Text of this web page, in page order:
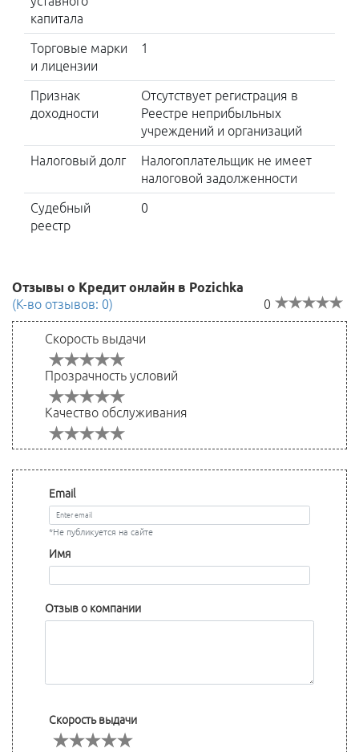
капитала
Торговые марки
и лицензии
1
Признак
доходности
Отсутствует регистрация в
Реестре неприбыльных
учреждений и организаций
Налоговый долг
Налогоплательщик не имеет
налоговой задолженности
Судебный
реестр
0
Отзывы о Кредит онлайн в Pozichka
0
(К-во отзывов: 0)
Скорость выдачи
Прозрачность условий
Качество обслуживания
Email
*Не публикуется на сайте
Имя
Отзыв о компании
Скорость выдачи